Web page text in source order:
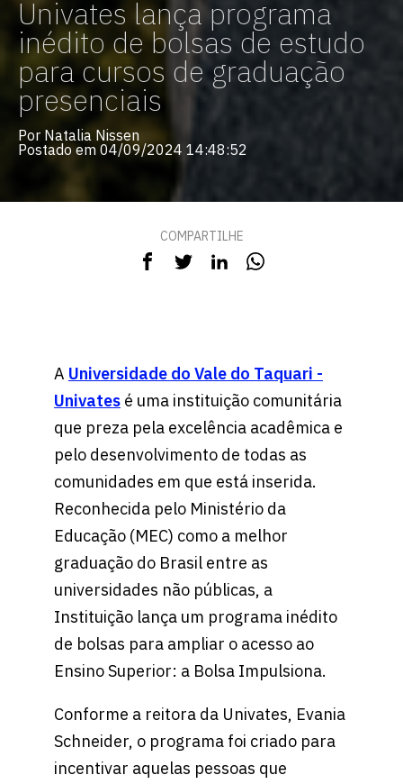
Univates lança programa
inédito de bolsas de estudo
para cursos de graduação
presenciais
Por Natalia Nissen
Postado em 04/09/2024 14:48:52
COMPARTILHE
A Universidade do Vale do Taquari -
Univates é uma instituição comunitária
que preza pela excelência acadêmica e
pelo desenvolvimento de todas as
comunidades em que está inserida.
Reconhecida pelo Ministério da
Educação (MEC) como a melhor
graduação do Brasil entre as
universidades não públicas, a
Instituição lança um programa inédito
de bolsas para ampliar o acesso ao
Ensino Superior: a Bolsa Impulsiona.
Conforme a reitora da Univates, Evania
Schneider, o programa foi criado para
incentivar aquelas pessoas que